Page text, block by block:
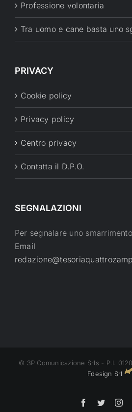
Professione volontaria
Tra uomo e cane basta uno
PRIVACY
Cookie policy
Privacy policy
Centro privacy
Contatta il D.P.O.
SEGNALAZIONI
Per segnalare uno
Email
© 3P Comunicazione Srls - P.I.
Fdesign Srl
Facebook
Twitter